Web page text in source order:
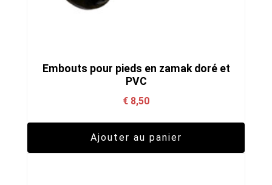
Embouts pour pieds en zamak doré et
PVC
€ 8,50
Ajouter au panier